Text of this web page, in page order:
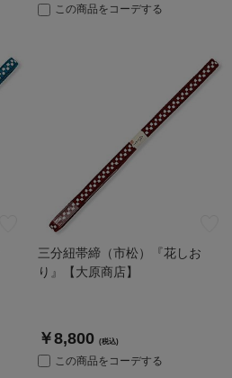
この商品をコーデする
三分紐帯締（市松）『花しお
り』【大原商店】
￥8,800 (税込)
この商品をコーデする